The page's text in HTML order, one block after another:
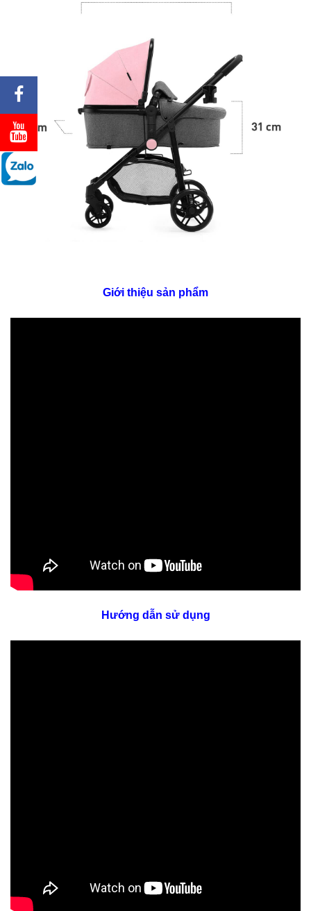
Giới thiệu sản phẩm
Hướng dẫn sử dụng